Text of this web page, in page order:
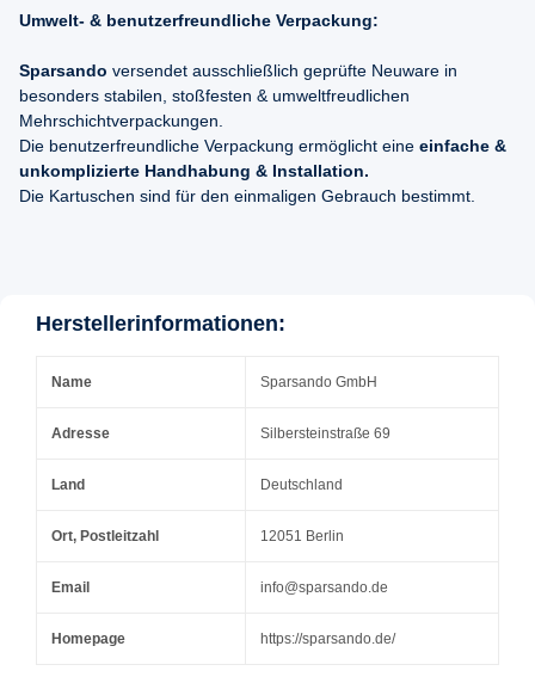
Umwelt- & benutzerfreundliche Verpackung:
Sparsando versendet ausschließlich geprüfte Neuware in
besonders stabilen, stoßfesten & umweltfreudlichen
Mehrschichtverpackungen.
Die benutzerfreundliche Verpackung ermöglicht eine einfache &
unkomplizierte Handhabung & Installation.
Die Kartuschen sind für den einmaligen Gebrauch bestimmt.
Herstellerinformationen:
Name Sparsando GmbH
Adresse Silbersteinstraße 69
Land Deutschland
Ort, Postleitzahl 12051 Berlin
Email info@sparsando.de
Homepage https://sparsando.de/